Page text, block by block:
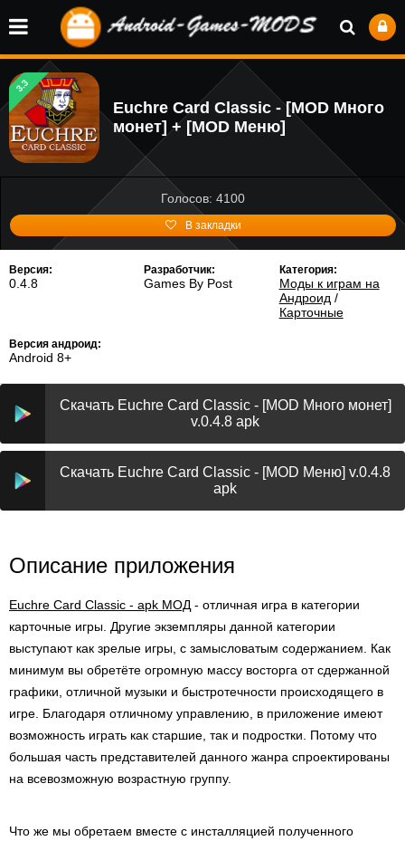
3.3
Euchre Card Classic - [MOD Много
монет] + [MOD Меню]
Голосов: 4100
В закладки
Версия:
0.4.8
Разработчик:
Games By Post
Категория:
Моды к играм на
Андроид /
Карточные
Версия андроид:
Android 8+
Скачать Euchre Card Classic - [MOD Много монет]
v.0.4.8 apk
Скачать Euchre Card Classic - [MOD Меню] v.0.4.8
apk
Описание приложения
Euchre Card Classic - apk МОД - отличная игра в категории
карточные игры. Другие экземпляры данной категории
выступают как зрелые игры, с замысловатым содержанием. Как
минимум вы обретёте огромную массу восторга от сдержанной
графики, отличной музыки и быстротечности происходящего в
игре. Благодаря отличному управлению, в приложение имеют
возможность играть как старшие, так и подростки. Потому что
большая часть представителей данного жанра спроектированы
на всевозможную возрастную группу.
Что же мы обретаем вместе с инсталляцией полученного